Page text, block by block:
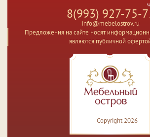
8(993) 927-75-
info@mebelostrov.ru
Предложения на сайте носят
являются публичной
Copyright 2026